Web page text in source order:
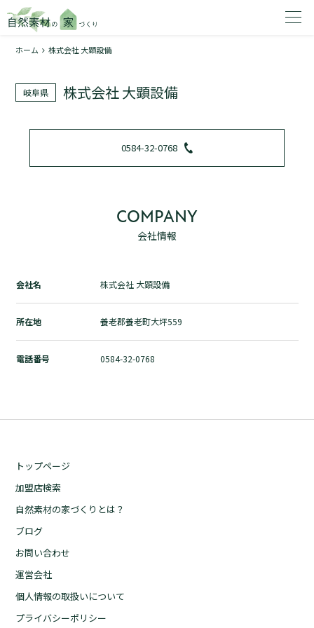
1
トップページ
加盟店検索
自然素材の家づくりとは？
ホーム 株式会社 大顕設備
岐阜県 株式会社 大顕設備
0584-32-0768
COMPANY
会社情報
会社名 株式会社 大顕設備
所在地 養老郡養老町大坪559
電話番号 0584-32-0768
トップページ
加盟店検索
自然素材の家づくりとは？
ブログ
お問い合わせ
運営会社
個人情報の取扱いについて
プライバシーポリシー